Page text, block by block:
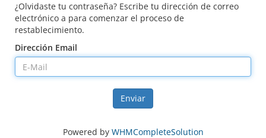
¿Olvidaste tu contraseña? Escribe tu dirección de correo
electrónico a para comenzar el proceso de
restablecimiento.
Dirección Email
Enviar
Powered by WHMCompleteSolution